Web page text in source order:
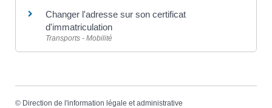
Changer l'adresse sur son certificat
d'immatriculation
Transports - Mobilité
© Direction de l'information légale et administrative